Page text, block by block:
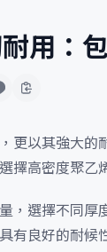
用：
更以其強大
擇高密度聚乙
，選擇不同
有良好的耐候